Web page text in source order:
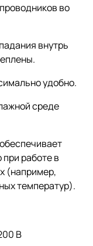
во
внутрь
удобно.
среде
работе в
(например,
температур).
В